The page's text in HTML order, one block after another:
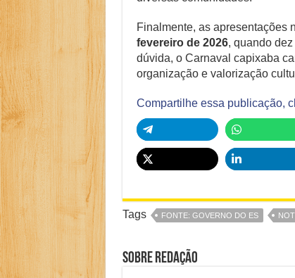
Finalmente, as apresentações
fevereiro de 2026, quando
dúvida, o Carnaval capixaba
organização e valorização
Compartilhe essa publicação,
Tags FONTE: GOVERNO DO ES
Sobre Redação